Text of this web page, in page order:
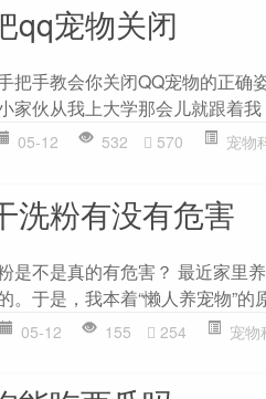
qq宠物关闭
把手教会你关闭QQ宠物的正确
家伙从我上大学那会儿就跟着
05-12 532 570 宠物
洗粉有没有危害
是不是真的有危害？ 最近家里
。于是，我本着“懒人养宠物”的
05-12 155 254 宠物